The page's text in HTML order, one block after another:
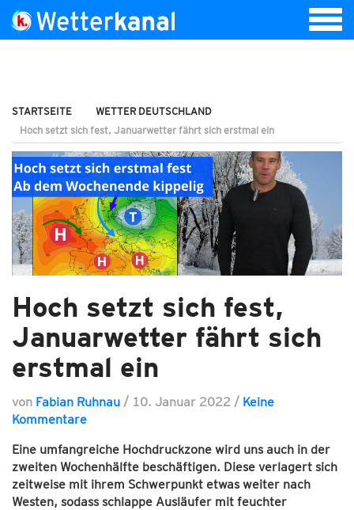
STARTSEITE
WETTER DEUTSCHLAND
Hoch setzt sich fest, Januarwetter fährt sich erstmal ein
Hoch setzt sich fest,
Januarwetter fährt sich
erstmal ein
von Fabian Ruhnau / 10. Januar 2022 / Keine
Kommentare
Eine umfangreiche Hochdruckzone wird uns auch in der
zweiten Wochenhälfte beschäftigen. Diese verlagert sich
zeitweise mit ihrem Schwerpunkt etwas weiter nach
Westen, sodass schlappe Ausläufer mit feuchter